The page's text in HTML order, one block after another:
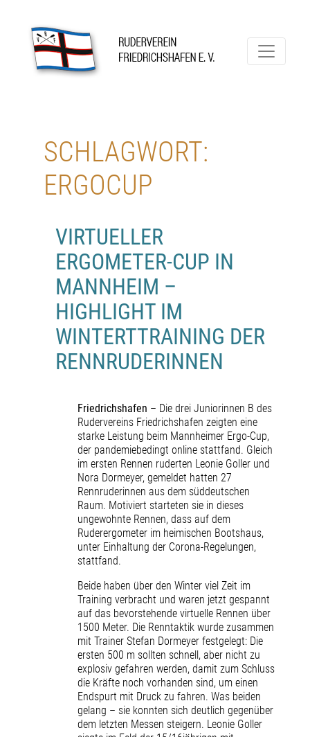
content
SCHLAGWORT:
ERGOCUP
VIRTUELLER
ERGOMETER-CUP IN
MANNHEIM –
HIGHLIGHT IM
WINTERTTRAINING DER
RENNRUDERINNEN
Friedrichshafen – Die drei Juniorinnen B des
Rudervereins Friedrichshafen zeigten eine
starke Leistung beim Mannheimer Ergo-Cup,
der pandemiebedingt online stattfand. Gleich
im ersten Rennen ruderten Leonie Goller und
Nora Dormeyer, gemeldet hatten 27
Rennruderinnen aus dem süddeutschen
Raum. Motiviert starteten sie in dieses
ungewohnte Rennen, dass auf dem
Ruderergometer im heimischen Bootshaus,
unter Einhaltung der Corona-Regelungen,
stattfand.
Beide haben über den Winter viel Zeit im
Training verbracht und waren jetzt gespannt
auf das bevorstehende virtuelle Rennen über
1500 Meter. Die Renntaktik wurde zusammen
mit Trainer Stefan Dormeyer festgelegt: Die
ersten 500 m sollten schnell, aber nicht zu
explosiv gefahren werden, damit zum Schluss
die Kräfte noch vorhanden sind, um einen
Endspurt mit Druck zu fahren. Was beiden
gelang – sie konnten sich deutlich gegenüber
dem letzten Messen steigern. Leonie Goller